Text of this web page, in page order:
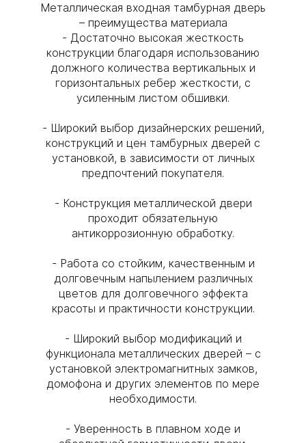
Металлическая входная тамбурная дверь
– преимущества материала
- Достаточно высокая жесткость
конструкции благодаря использованию
должного количества вертикальных и
горизонтальных ребер жесткости, с
усиленным листом обшивки.
- Широкий выбор дизайнерских решений,
конструкций и цен тамбурных дверей с
установкой, в зависимости от личных
предпочтений покупателя.
- Конструкция металлической двери
проходит обязательную
антикоррозионную обработку.
- Работа со стойким, качественным и
долговечным напылением различных
цветов для долговечного эффекта
красоты и практичности конструкции.
- Широкий выбор модификаций и
функционала металлических дверей – с
установкой электромагнитных замков,
домофона и других элементов по мере
необходимости.
- Уверенность в плавном ходе и